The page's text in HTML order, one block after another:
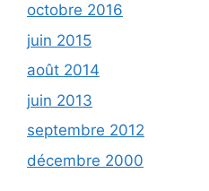
octobre 2016
juin 2015
août 2014
juin 2013
septembre 2012
décembre 2000